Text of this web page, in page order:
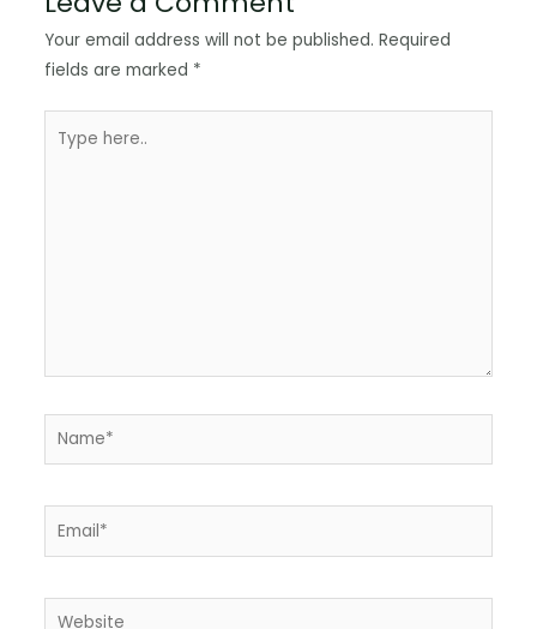
Your email address will not be published. Required
fields are marked *